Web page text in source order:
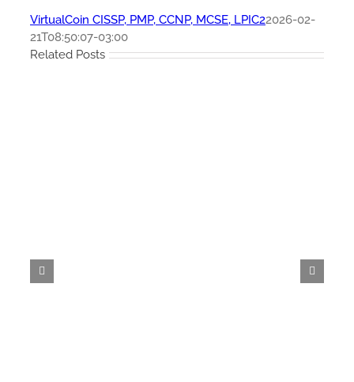
VirtualCoin CISSP, PMP, CCNP, MCSE, LPIC22026-02-
21T08:50:07-03:00
Related Posts